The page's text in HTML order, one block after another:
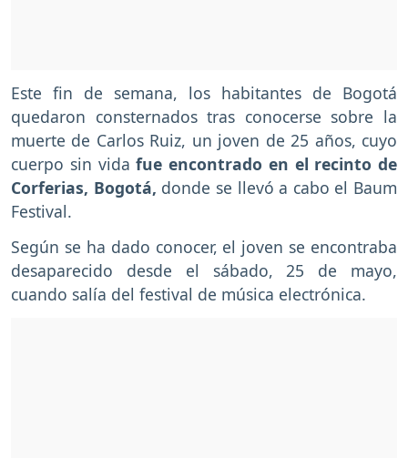
Este fin de semana, los habitantes de Bogotá
quedaron consternados tras conocerse sobre la
muerte de Carlos Ruiz, un joven de 25 años, cuyo
cuerpo sin vidafue encontrado en el recinto de
Corferias, Bogotá, donde se llevó a cabo el Baum
Festival.
Según se ha dado conocer, el joven se encontraba
desaparecido desde el sábado, 25 de mayo,
cuando salía del festival de música electrónica.